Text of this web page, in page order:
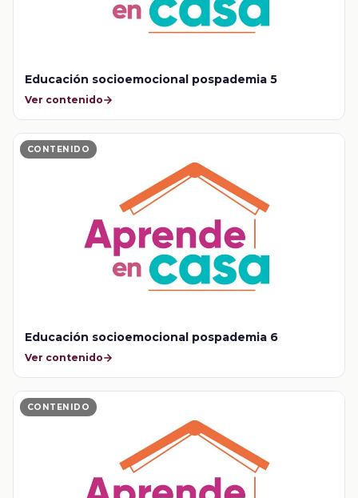
Educación socioemocional pospademia 5
Ver contenido
CONTENIDO
Educación socioemocional pospademia 6
Ver contenido
CONTENIDO